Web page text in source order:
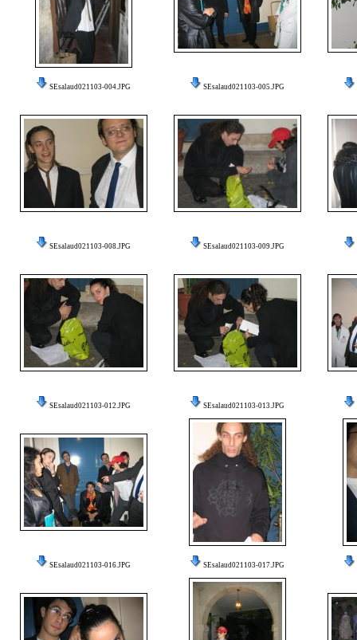
SEsalaud021103-004.JPG SEsalaud021103-005.JPG
SEsalaud021103-008.JPG SEsalaud021103-009.JPG
SEsalaud021103-012.JPG SEsalaud021103-013.JPG
SEsalaud021103-016.JPG SEsalaud021103-017.JPG